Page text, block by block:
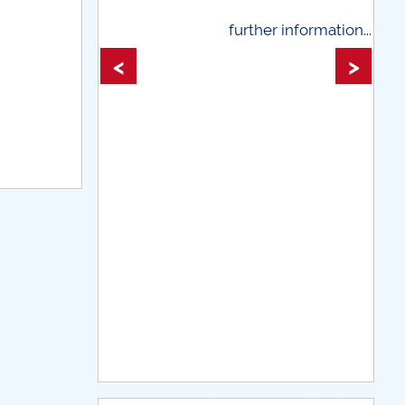
further information...
< >